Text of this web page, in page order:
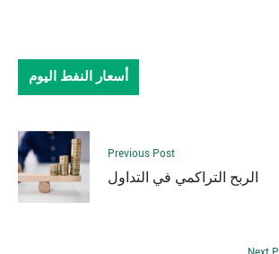
أسعار النفط اليوم
Previous Post
الربح التراكمي في التداول